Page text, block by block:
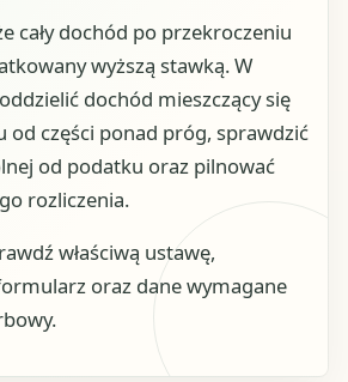
cały dochód po przekroczeniu
wyższą stawką. W
dochód mieszczący się
od części ponad próg, sprawdzić
od podatku oraz pilnować
rozliczenia.
właściwą ustawę,
oraz dane wymagane